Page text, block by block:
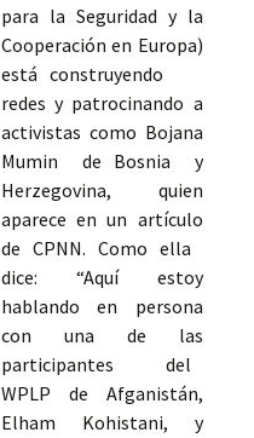
para la Seguridad y la
Cooperación en Europa)
está construyendo
redes y patrocinando a
activistas como Bojana
Mumin de Bosnia y
Herzegovina, quien
aparece en un artículo
de CPNN. Como ella
dice: “Aquí estoy
hablando en persona
con una de las
participantes del
WPLP de Afganistán,
Elham Kohistani, y